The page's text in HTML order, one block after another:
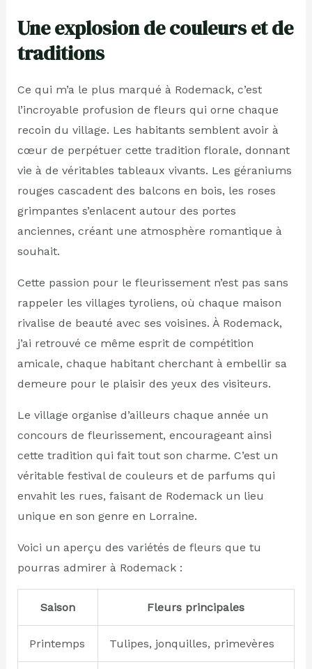
Une explosion de couleurs et de
traditions
Ce qui m’a le plus marqué à Rodemack, c’est
l’incroyable profusion de fleurs qui orne chaque
recoin du village. Les habitants semblent avoir à
cœur de perpétuer cette tradition florale, donnant
vie à de véritables tableaux vivants. Les géraniums
rouges cascadent des balcons en bois, les roses
grimpantes s’enlacent autour des portes
anciennes, créant une atmosphère romantique à
souhait.
Cette passion pour le fleurissement n’est pas sans
rappeler les villages tyroliens, où chaque maison
rivalise de beauté avec ses voisines. À Rodemack,
j’ai retrouvé ce même esprit de compétition
amicale, chaque habitant cherchant à embellir sa
demeure pour le plaisir des yeux des visiteurs.
Le village organise d’ailleurs chaque année un
concours de fleurissement, encourageant ainsi
cette tradition qui fait tout son charme. C’est un
véritable festival de couleurs et de parfums qui
envahit les rues, faisant de Rodemack un lieu
unique en son genre en Lorraine.
Voici un aperçu des variétés de fleurs que tu
pourras admirer à Rodemack :
Saison Fleurs principales
Printemps Tulipes, jonquilles, primevères